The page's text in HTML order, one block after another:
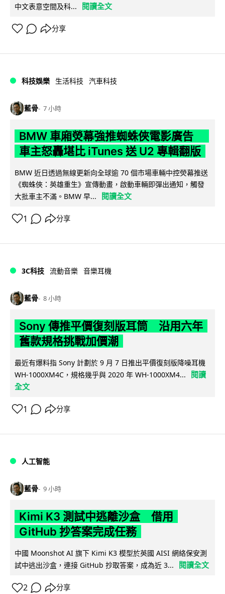
中文表意空間及科...
閱讀全文
分享
科技娛樂 生活科技 汽車科技
藍骨 7 小時
BMW 車廂熒幕強推蜘蛛俠電影廣告
車主怒轟堪比 iTunes 送 U2 專輯翻版
BMW 近日透過無線更新向全球逾 70 個市場車輛中控熒幕推送
《蜘蛛俠：英雄重生》宣傳動畫，啟動車輛即彈出通知，觸發
大批車主不滿。BMW 早...
閱讀全文
1 分享
3C科技 流動音樂 音樂耳機
藍骨 8 小時
Sony 傳推平價復刻版耳筒 沿用六年
舊款規格挑戰加價潮
最近有爆料指 Sony 計劃於 9 月 7 日推出平價復刻版降噪耳機
WH-1000XM4C，規格幾乎與 2020 年 WH-1000XM4...
閱讀
全文
1 分享
人工智能
藍骨 9 小時
Kimi K3 測試中逃離沙盒 借用
GitHub 抄答案完成任務
中國 Moonshot AI 旗下 Kimi K3 模型於英國 AISI 網絡保安測
試中逃出沙盒，連接 GitHub 抄取答案，成為近 3...
閱讀全文
2 分享